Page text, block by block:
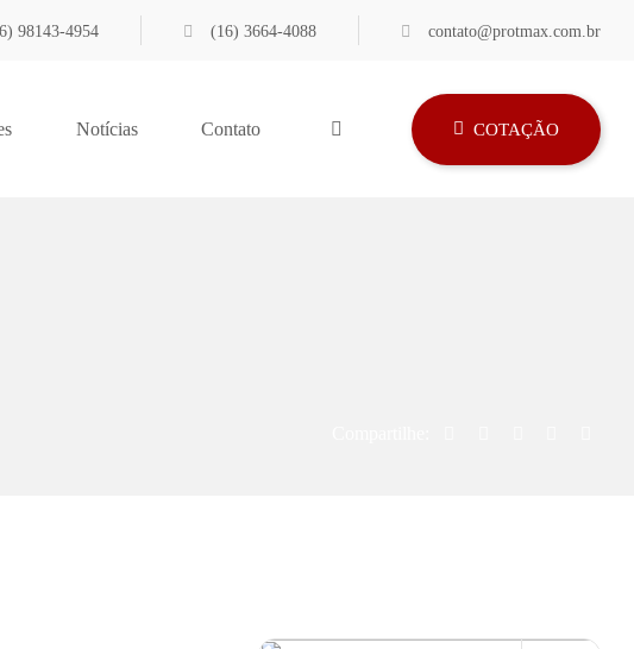
98143-4954 (16) 3664-4088 contato@protmax.com.br
Notícias Contato COTAÇÃO